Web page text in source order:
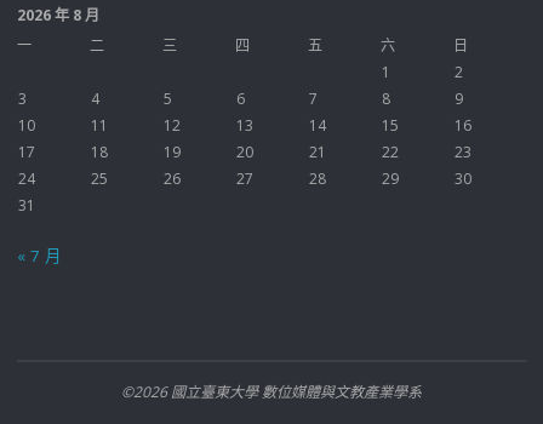
2026 年 8 月
一
二 三 四 五 六
日
1
2
3
4 5 6 7 8
9
10
11 12 13 14 15
16
17
18 19 20 21 22
23
24
25 26 27 28 29
30
31
« 7 月
©2026 國立臺東大學 數位媒體與文教產業學系